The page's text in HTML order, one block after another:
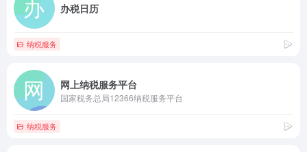
办税日历
纳税服务
网上纳税服务平台
国家税务总局12366纳税服务平台
纳税服务